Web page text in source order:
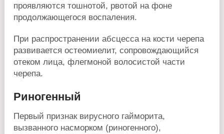
проявляются тошнотой, рвотой на фоне
продолжающегося воспаления.
При распространении абсцесса на кости черепа
развивается остеомиелит, сопровождающийся
отеком лица, флегмоной волосистой части
черепа.
Риногенный
Первый признак вирусного гайморита,
вызванного насморком (риногенного),